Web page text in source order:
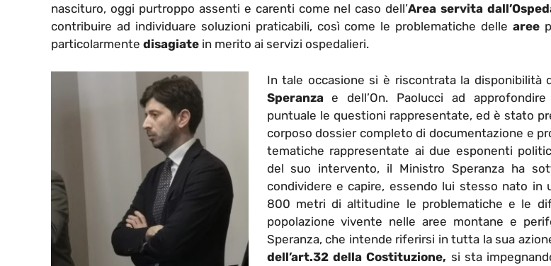
nascituro, oggi purtroppo assenti e carenti come nel caso dell’Area servita
contribuire ad individuare soluzioni praticabili, così come le problematiche dellearee
particolarmente disagiate in merito ai servizi ospedalieri.
In tale occasione si è riscontrata la disponibilità
Speranzae dell’On. Paolucci ad
puntuale le questioni rappresentate, ed è stato
corposo dossier completo di documentazione e
tematiche rappresentate ai due esponenti
del suo intervento, il Ministro Speranza ha
condividere e capire, essendo lui stesso nato in
800 metri di altitudine le problematiche e le
popolazione vivente nelle aree montane e
Speranza, che intende riferirsi in tutta la sua
dell’art.32 della Costituzione, si sta